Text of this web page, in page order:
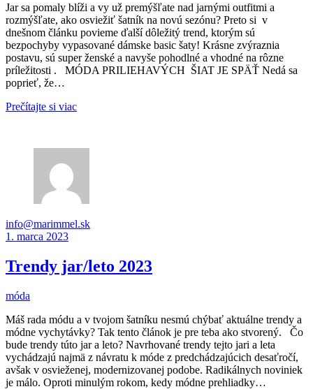
Jar sa pomaly blíži a vy už premýšľate nad jarnými outfitmi a
rozmýšľate, ako osviežiť šatník na novú sezónu? Preto si v
dnešnom článku povieme ďalší dôležitý trend, ktorým sú
bezpochyby vypasované dámske basic šaty! Krásne zvýraznia
postavu, sú super ženské a navyše pohodlné a vhodné na rôzne
príležitosti . MÓDA PRILIEHAVÝCH ŠIAT JE SPÄŤ Nedá sa
poprieť, že…
Prečítajte si viac
info@marimmel.sk
1. marca 2023
Trendy jar/leto 2023
móda
Máš rada módu a v tvojom šatníku nesmú chýbať aktuálne trendy a
módne vychytávky? Tak tento článok je pre teba ako stvorený. Čo
bude trendy túto jar a leto? Navrhované trendy tejto jari a leta
vychádzajú najmä z návratu k móde z predchádzajúcich desaťročí,
avšak v osvieženej, modernizovanej podobe. Radikálnych noviniek
je málo. Oproti minulým rokom, kedy módne prehliadky…